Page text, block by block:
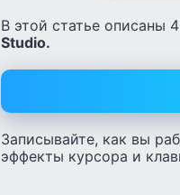
В этой статье описаны
Studio.
Записывайте, как вы
эффекты курсора и